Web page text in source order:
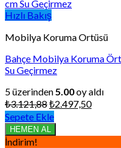
Hızlı Bakış
Mobilya Koruma Ortüsü
Bahçe Mobilya Koruma
Su Geçirmez
5 üzerinden 5.00oy aldı
₺3.121,88Orijinal
fiyat:
₺3.121,88.
₺2.497,50Şu
Sepete Ekle
HEMEN AL
İndirim!